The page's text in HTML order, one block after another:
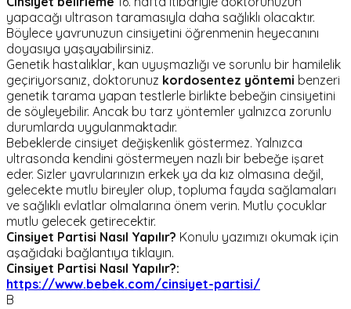
yapacağı ultrason taramasıyla daha sağlıklı olacaktır.
Böylece yavrunuzun cinsiyetini öğrenmenin heyecanını
doyasıya yaşayabilirsiniz.
Genetik hastalıklar, kan uyuşmazlığı ve sorunlu bir hamilelik
geçiriyorsanız, doktorunuz kordosentez yöntemi benzeri
genetik tarama yapan testlerle birlikte bebeğin cinsiyetini
de söyleyebilir. Ancak bu tarz yöntemler yalnızca zorunlu
durumlarda uygulanmaktadır.
Bebeklerde cinsiyet değişkenlik göstermez. Yalnızca
ultrasonda kendini göstermeyen nazlı bir bebeğe işaret
eder. Sizler yavrularınızın erkek ya da kız olmasına değil,
gelecekte mutlu bireyler olup, topluma fayda sağlamaları
ve sağlıklı evlatlar olmalarına önem verin. Mutlu çocuklar
mutlu gelecek getirecektir.
Cinsiyet Partisi Nasıl Yapılır? Konulu yazımızı okumak için
aşağıdaki bağlantıya tıklayın.
Cinsiyet Partisi Nasıl Yapılır?:
https://www.bebek.com/cinsiyet-partisi/
B